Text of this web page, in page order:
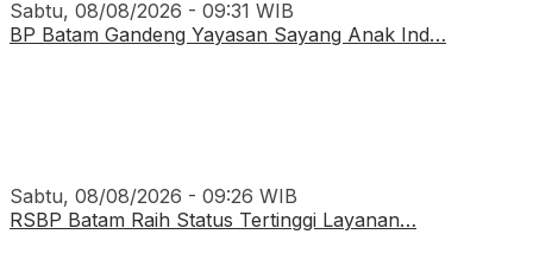
Sabtu, 08/08/2026 - 09:31 WIB
BP Batam Gandeng Yayasan Sayang Anak Ind…
Sabtu, 08/08/2026 - 09:26 WIB
RSBP Batam Raih Status Tertinggi Layanan…